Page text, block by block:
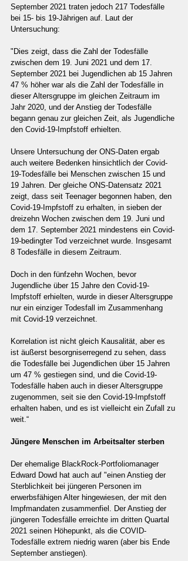
September 2021 traten jedoch 217 Todesfälle
bei 15- bis 19-Jährigen auf. Laut der
Untersuchung:
"Dies zeigt, dass die Zahl der Todesfälle
zwischen dem 19. Juni 2021 und dem 17.
September 2021 bei Jugendlichen ab 15 Jahren
47 % höher war als die Zahl der Todesfälle in
dieser Altersgruppe im gleichen Zeitraum im
Jahr 2020, und der Anstieg der Todesfälle
begann genau zur gleichen Zeit, als Jugendliche
den Covid-19-Impfstoff erhielten.
Unsere Untersuchung der ONS-Daten ergab
auch weitere Bedenken hinsichtlich der Covid-
19-Todesfälle bei Menschen zwischen 15 und
19 Jahren. Der gleiche ONS-Datensatz 2021
zeigt, dass seit Teenager begonnen haben, den
Covid-19-Impfstoff zu erhalten, in sieben der
dreizehn Wochen zwischen dem 19. Juni und
dem 17. September 2021 mindestens ein Covid-
19-bedingter Tod verzeichnet wurde. Insgesamt
8 Todesfälle in diesem Zeitraum.
Doch in den fünfzehn Wochen, bevor
Jugendliche über 15 Jahre den Covid-19-
Impfstoff erhielten, wurde in dieser Altersgruppe
nur ein einziger Todesfall im Zusammenhang
mit Covid-19 verzeichnet.
Korrelation ist nicht gleich Kausalität, aber es
ist äußerst besorgniserregend zu sehen, dass
die Todesfälle bei Jugendlichen über 15 Jahren
um 47 % gestiegen sind, und die Covid-19-
Todesfälle haben auch in dieser Altersgruppe
zugenommen, seit sie den Covid-19-Impfstoff
erhalten haben, und es ist vielleicht ein Zufall zu
weit.“
Jüngere Menschen im Arbeitsalter sterben
Der ehemalige BlackRock-Portfoliomanager
Edward Dowd hat auch auf "einen Anstieg der
Sterblichkeit bei jüngeren Personen im
erwerbsfähigen Alter hingewiesen, der mit den
Impfmandaten zusammenfiel. Der Anstieg der
jüngeren Todesfälle erreichte im dritten Quartal
2021 seinen Höhepunkt, als die COVID-
Todesfälle extrem niedrig waren (aber bis Ende
September anstiegen).